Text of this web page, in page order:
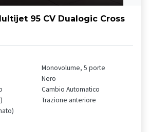
95 CV Dualogic Cross
Monovolume, 5 porte
Nero
Cambio Automatico
Trazione anteriore